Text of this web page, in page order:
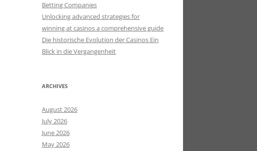
Betting Companies
Unlocking advanced strategies for
winning at casinos a comprehensive guide
Die historische Evolution der Casinos Ein
Blick in die Vergangenheit
ARCHIVES
August 2026
July 2026
June 2026
May 2026